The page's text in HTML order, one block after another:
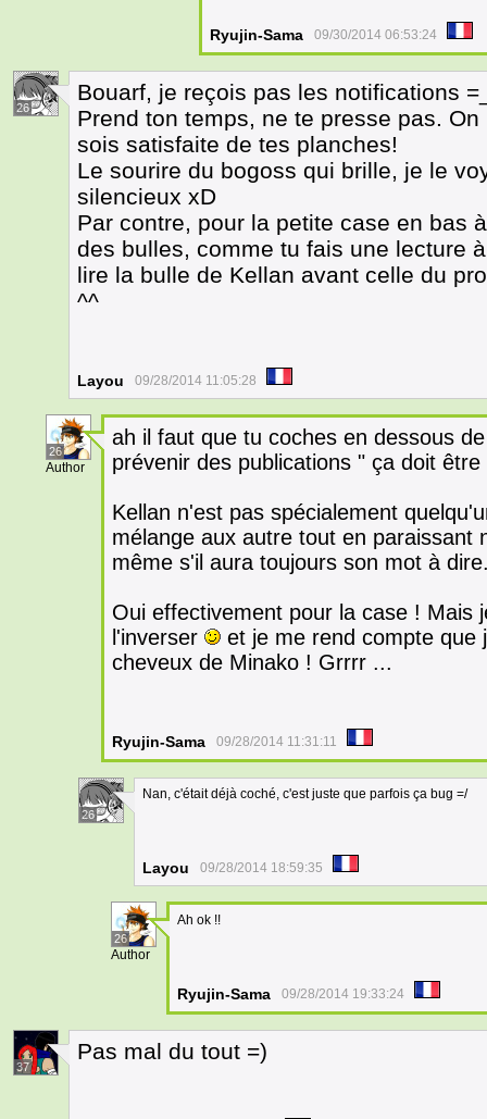
Ryujin-Sama 09/30/2014 06:53:24
26
Bouarf, je reçois pas les notifications
Prend ton temps, ne te presse pas.
sois satisfaite de tes planches!
Le sourire du bogoss qui brille, je le
silencieux xD
Par contre, pour la petite case en bas
des bulles, comme tu fais une lecture
lire la bulle de Kellan avant celle du
^^
Layou 09/28/2014 11:05:28
26
Author
ah il faut que tu coches en dessous
prévenir des publications " ça doit
Kellan n'est pas spécialement
mélange aux autre tout en paraissant
même s'il aura toujours son mot à
Oui effectivement pour la case ! Mais
l'inverser
et je me rend compte que
cheveux de Minako ! Grrrr ...
Ryujin-Sama 09/28/2014 11:31:11
26
Nan, c'était déjà coché, c'est juste que parfois ça bug =/
Layou 09/28/2014 18:59:35
26
Author
Ah ok !!
Ryujin-Sama 09/28/2014 19:33:24
37
Pas mal du tout =)